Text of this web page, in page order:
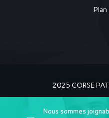
Plan
2025 CORSE
Nous sommes